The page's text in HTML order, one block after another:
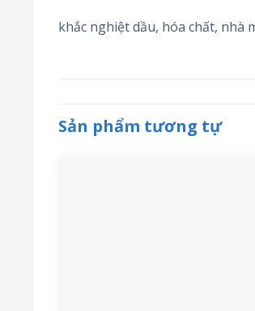
khắc nghiệt dầu, hóa chất, nhà
Sản phẩm tương tự